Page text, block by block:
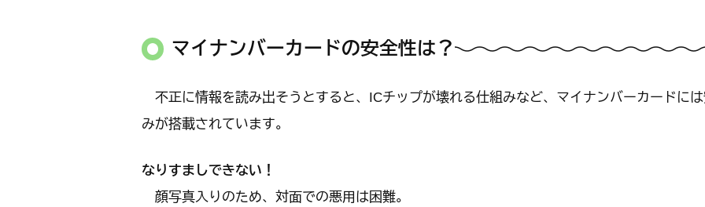
マイナンバーカードの安全性は？
不正に情報を読み出そうとすると、ICチップが壊れる仕組みなど、マイナンバーカードに
みが搭載されています。
なりすましできない！
顔写真入りのため、対面での悪用は困難。